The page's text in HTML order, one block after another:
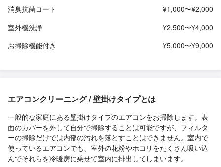
消臭抗菌コート
¥1,000〜¥2,000
室外機洗浄
¥2,500〜¥4,000
お掃除機能付き
¥5,000〜¥9,000
エアコンクリーニング / 壁掛けタイプとは
一般的な家庭にある壁掛けタイプのエアコンをお掃除します。表
面のカバーを外して自分で掃除することは可能ですが、フィルタ
ーの掃除だけでは内部の汚れを落とすことはできません。室内で
使っているエアコンでも、室外の花粉やホコリをたくさん吸い込
んでそれらを冷暖房に乗せて室内に排出してしまいます。